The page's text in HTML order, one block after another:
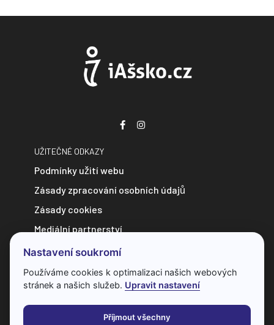
UŽITEČNÉ ODKAZY
Podmínky užití webu
Zásady zpracování osobních údajů
Zásady cookies
Mediální partnerství
Zpravodajství do e-mailu
Kontakt
předchozí dohody s provozovatelem ho nelze jakkoliv
Nastavení soukromí
Používáme cookies k optimalizaci našich webových
stránek a našich služeb. Upravit nastavení
Příjmout všechny